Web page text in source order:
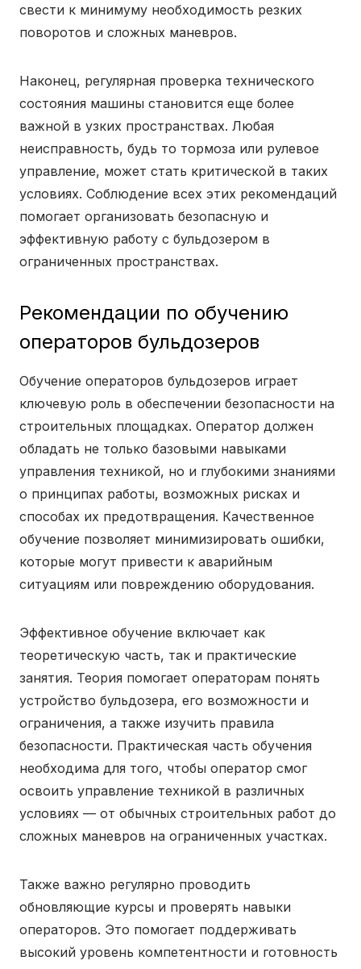
свести к минимуму необходимость резких
поворотов и сложных маневров.
Наконец, регулярная проверка технического
состояния машины становится еще более
важной в узких пространствах. Любая
неисправность, будь то тормоза или рулевое
управление, может стать критической в таких
условиях. Соблюдение всех этих рекомендаций
помогает организовать безопасную и
эффективную работу с бульдозером в
ограниченных пространствах.
Рекомендации по обучению
операторов бульдозеров
Обучение операторов бульдозеров играет
ключевую роль в обеспечении безопасности на
строительных площадках. Оператор должен
обладать не только базовыми навыками
управления техникой, но и глубокими знаниями
о принципах работы, возможных рисках и
способах их предотвращения. Качественное
обучение позволяет минимизировать ошибки,
которые могут привести к аварийным
ситуациям или повреждению оборудования.
Эффективное обучение включает как
теоретическую часть, так и практические
занятия. Теория помогает операторам понять
устройство бульдозера, его возможности и
ограничения, а также изучить правила
безопасности. Практическая часть обучения
необходима для того, чтобы оператор смог
освоить управление техникой в различных
условиях — от обычных строительных работ до
сложных маневров на ограниченных участках.
Также важно регулярно проводить
обновляющие курсы и проверять навыки
операторов. Это помогает поддерживать
высокий уровень компетентности и готовность